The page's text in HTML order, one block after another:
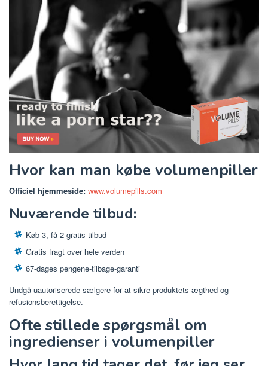
Hvor kan man købe volumenpiller
Officiel hjemmeside: www.volumepills.com
Nuværende tilbud:
Køb 3, få 2 gratis tilbud
Gratis fragt over hele verden
67-dages pengene-tilbage-garanti
Undgå uautoriserede sælgere for at sikre produktets ægthed og
refusionsberettigelse.
Ofte stillede spørgsmål om
ingredienser i volumenpiller